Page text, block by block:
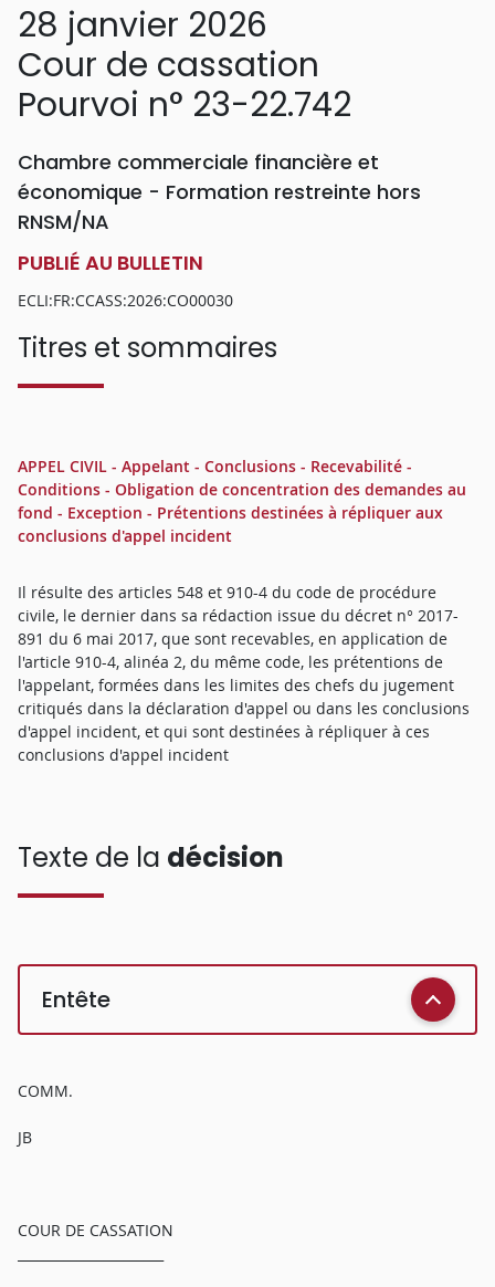
28 janvier 2026
Cour de cassation
Pourvoi n° 23-22.742
Chambre commerciale financière et
économique - Formation restreinte hors
RNSM/NA
PUBLIÉ AU BULLETIN
ECLI:FR:CCASS:2026:CO00030
Titres et sommaires
APPEL CIVIL - Appelant - Conclusions - Recevabilité -
Conditions - Obligation de concentration des demandes au
fond - Exception - Prétentions destinées à répliquer aux
conclusions d'appel incident
Il résulte des articles 548 et 910-4 du code de procédure
civile, le dernier dans sa rédaction issue du décret n° 2017-
891 du 6 mai 2017, que sont recevables, en application de
l'article 910-4, alinéa 2, du même code, les prétentions de
l'appelant, formées dans les limites des chefs du jugement
critiqués dans la déclaration d'appel ou dans les conclusions
d'appel incident, et qui sont destinées à répliquer à ces
conclusions d'appel incident
Texte de la décision
Entête
COMM.
JB
COUR DE CASSATION